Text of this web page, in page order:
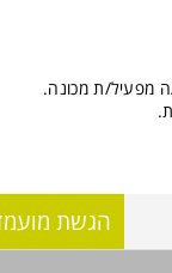
מפעיל/ת מכונה.
הגשת